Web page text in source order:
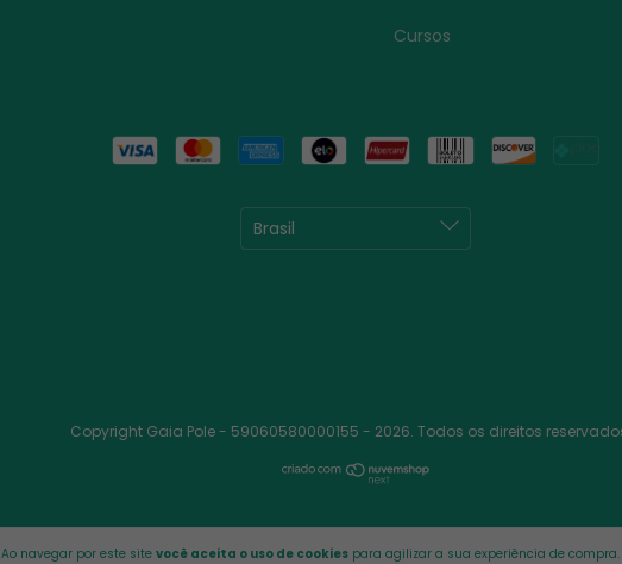
Ao navegar por este site você aceita o uso de cookies para agilizar a sua experiência de compra.
Cursos
Copyright Gaia Pole - 59060580000155 - 2026. Todos os direitos